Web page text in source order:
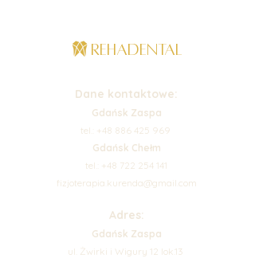
REHADENTAL
Dane kontaktowe:
Gdańsk Zaspa
tel.: +48 886 425 969
Gdańsk Chełm
tel.: +48 722 254 141
fizjoterapia.kurenda@gmail.com
Adres:
Gdańsk Zaspa
ul. Żwirki i Wigury 12 lok.13